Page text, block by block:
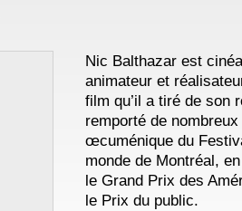
Nic Balthazar est
animateur et
film qu’il a tiré de son
remporté de
œcuménique du
monde de Montréal,
le Grand Prix des
le Prix du public.